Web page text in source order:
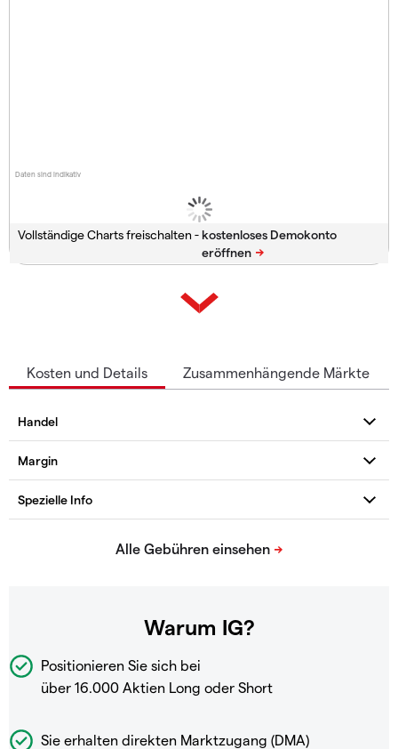
Daten sind indikativ
Vollständige Charts freischalten -
Kosten und Details Zusammenhängende Märkte
Warum IG?
Positionieren Sie sich bei
über 16.000 Aktien Long oder Short
Sie erhalten direkten Marktzugang (DMA)